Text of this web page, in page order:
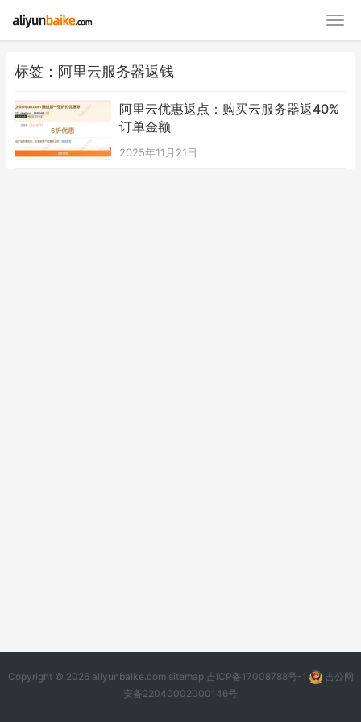
标签：阿里云服务器返钱
阿里云优惠返点：购买云服务器返40%
订单金额
2025年11月21日
Copyright © 2026 aliyunbaike.com sitemap 吉ICP备17008788号-1
吉公网
安备22040002000146号